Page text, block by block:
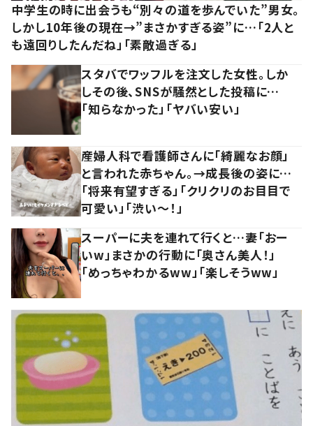
中学生の時に出会うも“別々の道を歩んでいた”男女。
しかし10年後の現在→”まさかすぎる姿”に…「2人と
も遠回りしたんだね」「素敵過ぎる」
スタバでワッフルを注文した女性。しか
しその後、SNSが騒然とした投稿に…
「知らなかった」「ヤバい安い」
産婦人科で看護師さんに「綺麗なお顔」
と言われた赤ちゃん。→成長後の姿に…
「将来有望すぎる」「クリクリのお目目で
可愛い」「渋い～！」
スーパーに夫を連れて行くと…妻「おー
いw」まさかの行動に「奥さん美人！」
「めっちゃわかるww」「楽しそうww」